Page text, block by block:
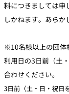
料につきましては申
しかねます。あらか
※10名様以上の団体
利用日の3日前（土
合わせください。
3日前（土・日・祝日